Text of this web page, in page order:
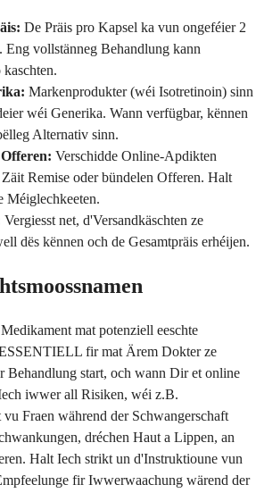
De Präis pro Kapsel ka vun ongeféier 2
Eng vollstänneg Behandlung kann
Markenprodukter (wéi Isotretinoin) sinn
wéi Generika. Wann verfügbar, kënnen
Alternativ sinn.
Verschidde Online-Apdikten
Remise oder bündelen Offeren. Halt
Méiglechkeeten.
Vergiesst net, d'Versandkäschten ze
dës kënnen och de Gesamtpräis erhéijen.
mat potenziell eeschte
fir mat Ärem Dokter ze
Behandlung start, och wann Dir et online
iwwer all Risiken, wéi z.B.
Fraen während der Schwangerschaft
dréchen Haut a Lippen, an
Halt Iech strikt un d'Instruktioune vun
fir Iwwerwaachung wärend der